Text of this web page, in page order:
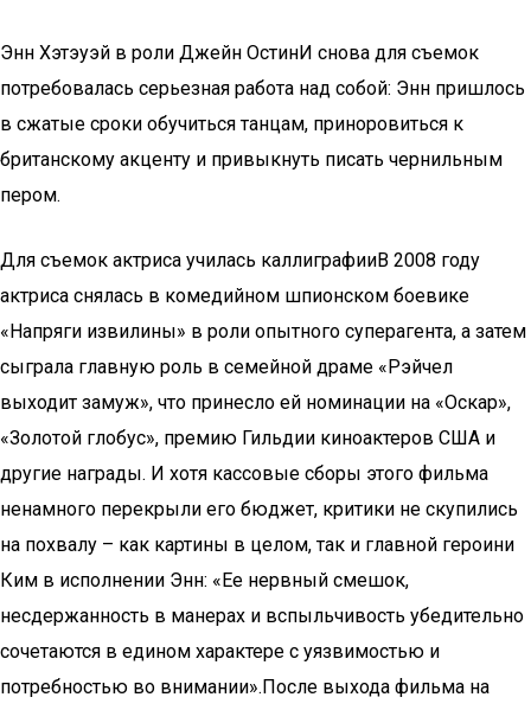
Энн Хэтэуэй в роли Джейн ОстинИ снова для съемок
потребовалась серьезная работа над собой: Энн пришлось
в сжатые сроки обучиться танцам, приноровиться к
британскому акценту и привыкнуть писать чернильным
пером.
Для съемок актриса училась каллиграфииВ 2008 году
актриса снялась в комедийном шпионском боевике
«Напряги извилины» в роли опытного суперагента, а затем
сыграла главную роль в семейной драме «Рэйчел
выходит замуж», что принесло ей номинации на «Оскар»,
«Золотой глобус», премию Гильдии киноактеров США и
другие награды. И хотя кассовые сборы этого фильма
ненамного перекрыли его бюджет, критики не скупились
на похвалу – как картины в целом, так и главной героини
Ким в исполнении Энн: «Ее нервный смешок,
несдержанность в манерах и вспыльчивость убедительно
сочетаются в едином характере с уязвимостью и
потребностью во внимании».После выхода фильма на